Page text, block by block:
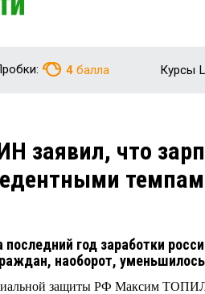
4 балла Курсы
заявил, что
год заработки
наоборот,
защиты РФ Максим